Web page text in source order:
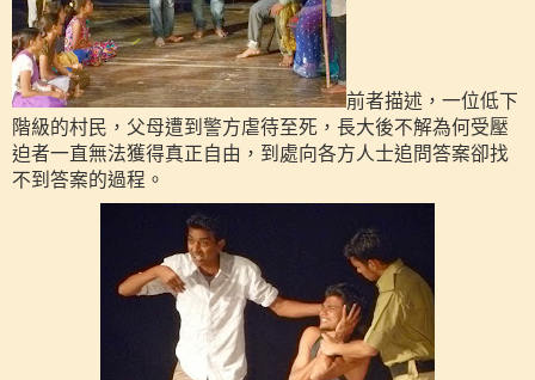
前者描述，一位低下
階級的村民，父母遭到警方虐待至死，長大後不解為何受壓
迫者一直無法獲得真正自由，到處向各方人士追問答案卻找
不到答案的過程。